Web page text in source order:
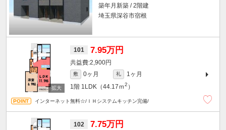
築年月新築 / 2階建
埼玉県深谷市宿根
101 7.95万円
2,900円
敷 0ヶ月 礼
1ヶ月
1階 1LDK（44.17ｍ2 ）
インターネット無料☆/ＩＨシステムキッチン完備/
102 7.75万円